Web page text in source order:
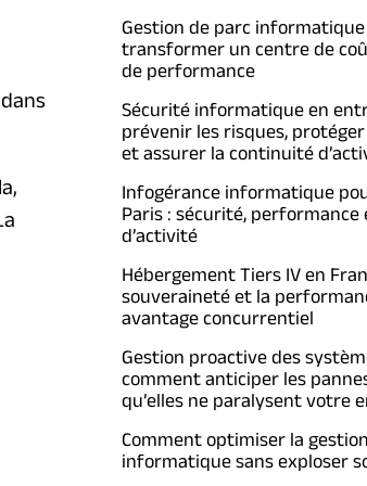
dans
Gestion de parc
transformer un centre de
de performance
Sécurité informatique en
prévenir les risques,
et assurer la continuité
Infogérance informatique
Paris : sécurité,
d’activité
Hébergement Tiers IV en
souveraineté et la
avantage concurrentiel
Gestion proactive des
comment anticiper les
qu’elles ne paralysent votre
Comment optimiser la
informatique sans exploser